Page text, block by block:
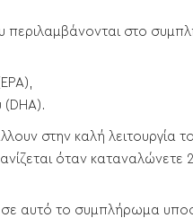
στο
(DHA).
στην καλή λειτουργία
όταν καταναλώνετε
σε αυτό το συμπλήρωμα